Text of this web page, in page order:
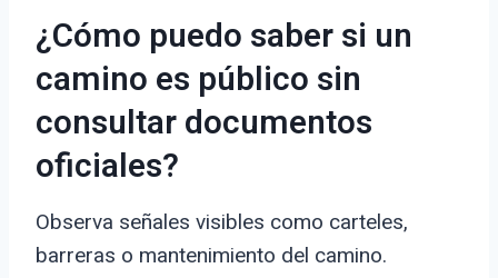
¿Cómo puedo saber si un
camino es público sin
consultar documentos
oficiales?
Observa señales visibles como carteles,
barreras o mantenimiento del camino.